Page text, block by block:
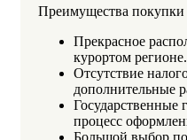
Преимущества
Прекрасное
курортом регионе.
Отсутствие
дополнительные
Государственные
процесс
Большой выбор